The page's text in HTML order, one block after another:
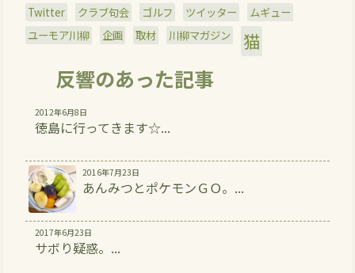
Twitter クラブ句会 ゴルフ ツイッター
ムギュー
ユーモア川柳
企画 取材 川柳マガジン 猫
反響のあった記事
2012年6月8日
徳島に行ってきます☆...
2016年7月23日
あんみつとポケモンＧＯ。...
2017年6月23日
サボり疑惑。...